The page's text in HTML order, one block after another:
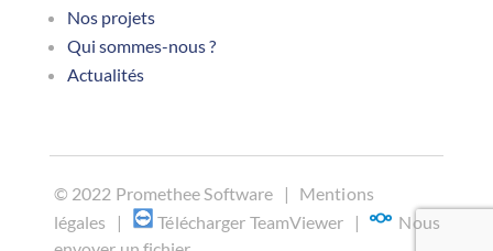
Nos projets
Qui sommes-nous ?
Actualités
© 2022 Promethee Software | Mentions
légales | Télécharger TeamViewer |
Nous